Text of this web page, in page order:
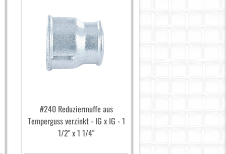
#240 Reduziermuffe aus
Temperguss verzinkt - IG x IG - 1
1/2" x 1 1/4"